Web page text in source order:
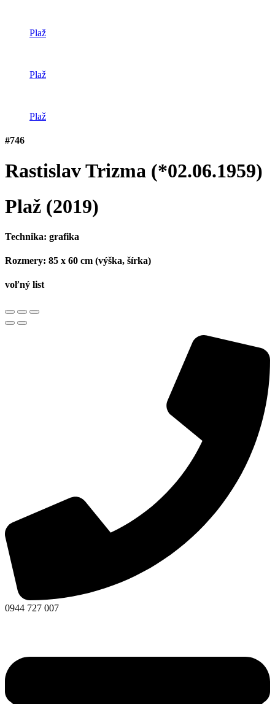
Plaž
Plaž
Plaž
#746
Rastislav Trizma (*02.06.1959)
Plaž (2019)
Technika: grafika
Rozmery: 85 x 60 cm (výška, šírka)
voľný list
0944 727 007